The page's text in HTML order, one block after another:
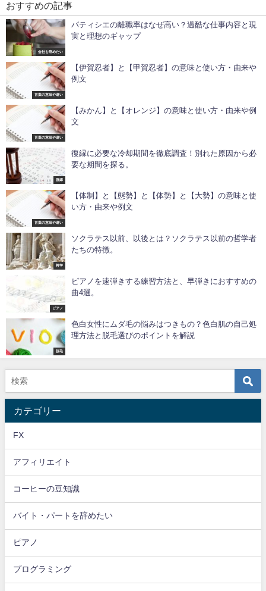
おすすめの記事
会社を辞めたい
パティシエの離職率はなぜ高い？過酷な仕事内容と現
実と理想のギャップ
言葉の意味や違い
【伊賀忍者】と【甲賀忍者】の意味と使い方・由来や
例文
言葉の意味や違い
【みかん】と【オレンジ】の意味と使い方・由来や例
文
復縁
復縁に必要な冷却期間を徹底調査！別れた原因から必
要な期間を探る。
言葉の意味や違い
【体制】と【態勢】と【体勢】と【大勢】の意味と使
い方・由来や例文
哲学
ソクラテス以前、以後とは？ソクラテス以前の哲学者
たちの特徴。
ピアノ
ピアノを速弾きする練習方法と、早弾きにおすすめの
曲4選。
脱毛
色白女性にムダ毛の悩みはつきもの？色白肌の自己処
理方法と脱毛選びのポイントを解説
カテゴリー
FX
アフィリエイト
コーヒーの豆知識
バイト・パートを辞めたい
ピアノ
プログラミング